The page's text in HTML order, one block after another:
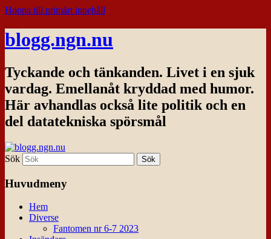
Hoppa till primärt innehåll
blogg.ngn.nu
Tyckande och tänkanden. Livet i en sjuk
vardag. Emellanåt kryddad med humor.
Här avhandlas också lite politik och en
del datatekniska spörsmål
Sök
Huvudmeny
Hem
Diverse
Fantomen nr 6-7 2023